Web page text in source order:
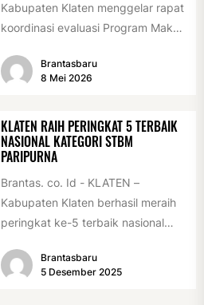
Kabupaten Klaten menggelar rapat
koordinasi evaluasi Program Makan
Pemerintah Kabupaten Klaten,
Kamis...
Brantasbaru
8 Mei 2026
KLATEN RAIH PERINGKAT 5 TERBAIK
NASIONAL KATEGORI STBM
PARIPURNA
Brantas. co. Id - KLATEN –
Kabupaten Klaten berhasil meraih
peringkat ke-5 terbaik nasional
program...Brantasbaru
5 Desember 2025